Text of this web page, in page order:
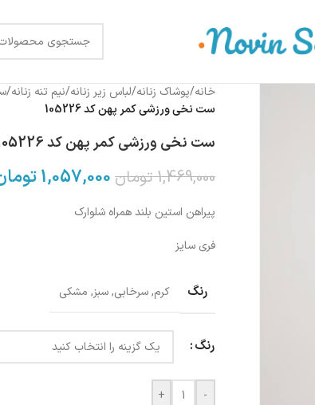
خانه/پوشاک زنانه/لباس زیر زنانه/نیم تنه زنانه/
ست نخی ورزشی کمر پهن کد 105226
ست نخی ورزشی کمر پهن کد 105226
1,469,000 تومان 1,057,000
پیراهن استین بلند همراه شلوارک
فری سایز
رنگ کرم,سرخابی,سبز, مشکی
رنگ
-
+